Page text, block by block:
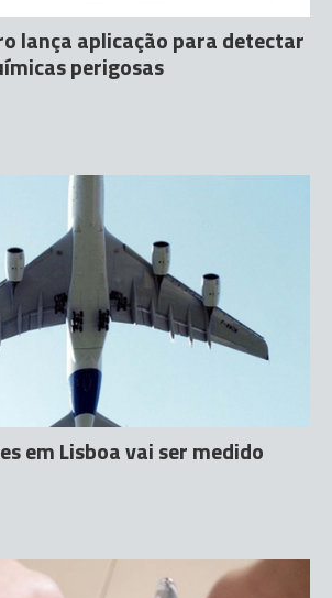
lança aplicação para detectar
perigosas
em Lisboa vai ser medido